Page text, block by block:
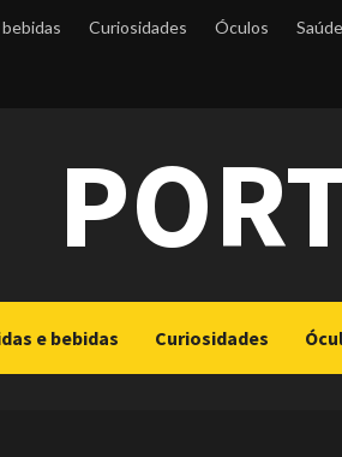
Curiosidades Óculos Saúde
e bebidas Curiosidades